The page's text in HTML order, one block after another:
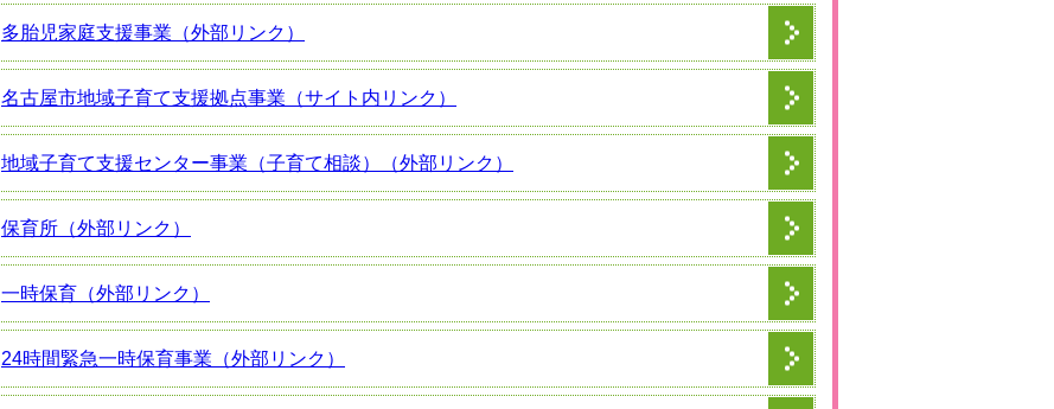
多胎児家庭支援事業（外部リンク）
名古屋市地域子育て支援拠点事業（サイト内リンク）
地域子育て支援センター事業（子育て相談）（外部リンク）
保育所（外部リンク）
一時保育（外部リンク）
24時間緊急一時保育事業（外部リンク）